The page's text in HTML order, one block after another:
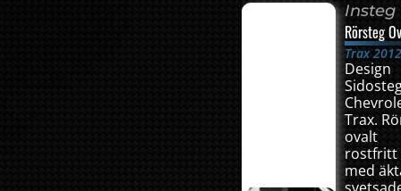
Insteg
Rörsteg
Trax
Design
Trax.
ovalt
rostfritt
med